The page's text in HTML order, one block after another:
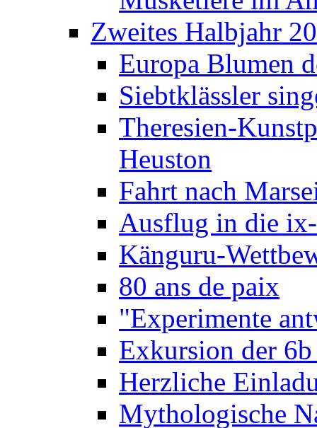
Zweites Halbjahr
Europa Blumen
Siebtklässler
Theresien-
Heuston
Fahrt nach
Ausflug in die
Känguru-
80 ans de paix
"Experimente
Exkursion der
Herzliche
Mythologische